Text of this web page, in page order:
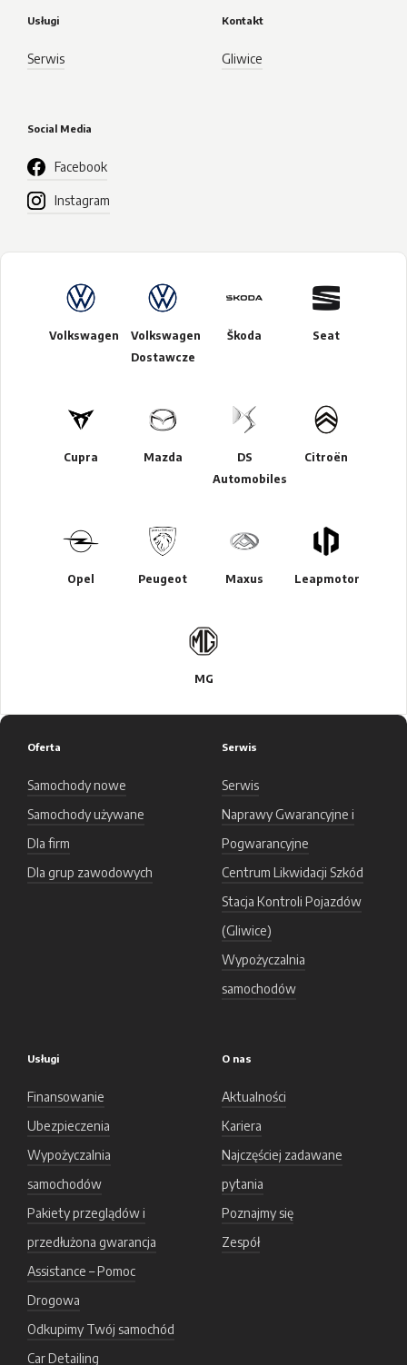
Usługi
Serwis
Kontakt
Gliwice
Social Media
Facebook
Instagram
Volkswagen
Volkswagen
Dostawcze
Škoda Seat
Cupra Mazda
DS
Automobiles
Citroën
Opel Peugeot Maxus Leapmotor
MG
Oferta
Samochody nowe
Samochody używane
Dla firm
Dla grup zawodowych
Serwis
Serwis
Naprawy Gwarancyjne i
Pogwarancyjne
Centrum Likwidacji Szkód
Stacja Kontroli Pojazdów
(Gliwice)
Wypożyczalnia
samochodów
Usługi
Finansowanie
Ubezpieczenia
Wypożyczalnia
samochodów
Pakiety przeglądów i
przedłużona gwarancja
Assistance – Pomoc
Drogowa
Odkupimy Twój samochód
Car Detailing
O nas
Aktualności
Kariera
Najczęściej zadawane
pytania
Poznajmy się
Zespół